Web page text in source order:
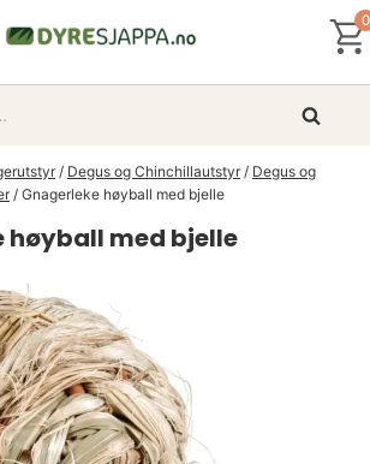
0
Søk
/ Degus og Chinchillautstyr / Degus og
/ Gnagerleke høyball med bjelle
høyball med bjelle